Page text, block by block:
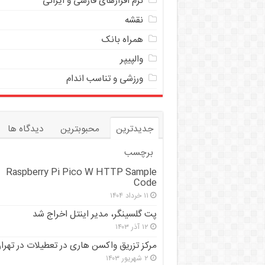
نقشه
همراه بانک
والپیپر
ورزشی و تناسب اندام
جدیدترین محبوبترین
دیدگاه ها
برچسب
Raspberry Pi Pico W HTTP Sample
Code
۱۱ خرداد ۱۴۰۴
پت گلسینگر، مدیر اینتل اخراج شد
۱۲ آذر ۱۴۰۳
مرکز تزریق واکسن هاری در تعطیلات در
۲ شهریور ۱۴۰۳